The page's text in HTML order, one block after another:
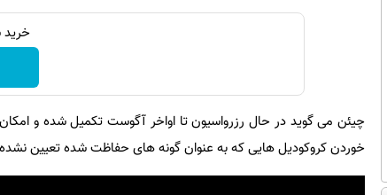
خرید
چیئن می گوید در حال رزرواسیون تا اواخر آگوست تکمیل شده و
خوردن کروکودیل هایی که به عنوان گونه های حفاظت شده تعیین نشده